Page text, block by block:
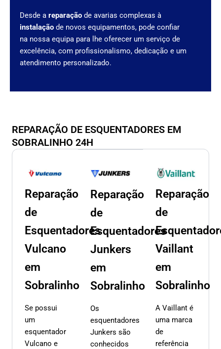
Desde a reparação de avarias complexas à
instalação de novos equipamentos, pode confiar
na nossa equipa para lhe oferecer um serviço de
excelência, com profissionalismo, dedicação e um
atendimento personalizado.
REPARAÇÃO DE ESQUENTADORES EM
SOBRALINHO 24H
Reparação
de
Esquentadores
Vulcano
em
Sobralinho
Se possui
um
esquentador
Vulcano e
Reparação
de
Esquentadores
Junkers
em
Sobralinho
Os
esquentadores
Junkers são
conhecidos
Reparação
de
Vaillant
em
Sobralinho
A Vaillant é
uma marca
de
referência